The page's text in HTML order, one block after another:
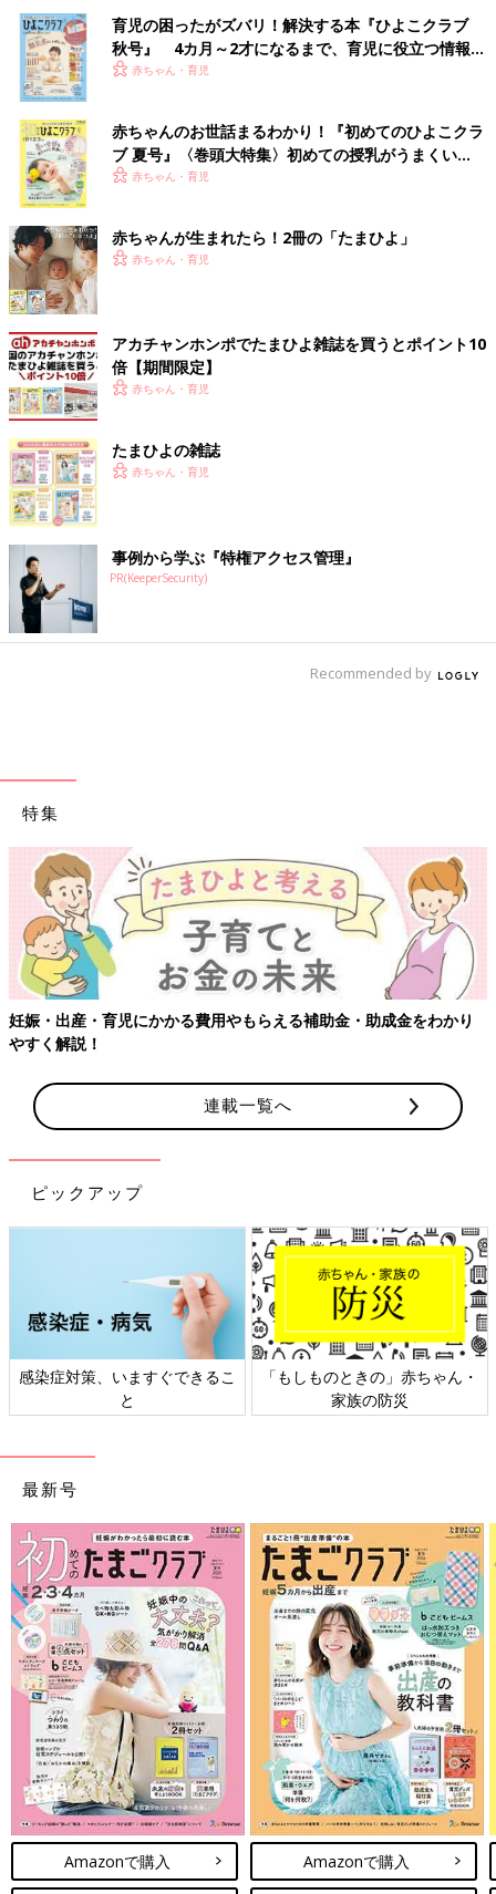
育児の困ったがズバリ！解決する本『ひよこクラブ
秋号』 4カ月～2才になるまで、育児に役立つ情報が
いっぱい！
赤ちゃん・育児
赤ちゃんのお世話まるわかり！『初めてのひよこクラ
ブ 夏号』〈巻頭大特集〉初めての授乳がうまくい
く！ おっぱい・ミルクの基本と夏のトラブル 解決テ
赤ちゃん・育児
赤ちゃんが生まれたら！2冊の「たまひよ」
赤ちゃん・育児
アカチャンホンポでたまひよ雑誌を買うとポイント10
倍【期間限定】
赤ちゃん・育児
たまひよの雑誌
赤ちゃん・育児
事例から学ぶ『特権アクセス管理』
PR(KeeperSecurity)
Recommended by
特集
妊娠・出産・育児にかかる費用やもらえる補助金・助成金をわかり
やすく解説！
連載一覧へ
ピックアップ
感染症対策、いますぐできるこ
と
「もしものときの」赤ちゃん・
家族の防災
最新号
Amazonで購入 Amazonで購入